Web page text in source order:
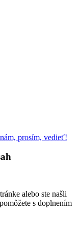
prosím, vedieť!
alebo ste našli
s doplnením